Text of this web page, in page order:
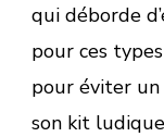
qui déborde
pour ces
pour éviter
son kit